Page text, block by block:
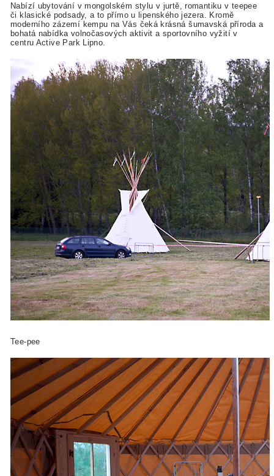
Nabízí ubytování v mongolském stylu v jurtě, romantiku v teepee
či klasické podsady, a to přímo u lipenského jezera. Kromě
moderního zázemí kempu na Vás čeká krásná šumavská příroda a
bohatá nabídka volnočasových aktivit a sportovního vyžití v
centru Active Park Lipno.
Tee-pee